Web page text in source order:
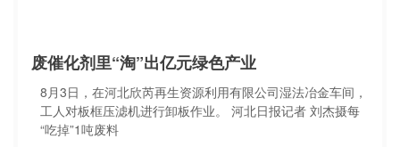
废催化剂里“淘”出亿元绿色产业
8月3日，在河北欣芮再生资源利用有限公司湿法冶金车间，
工人对板框压滤机进行卸板作业。 河北日报记者 刘杰摄每
“吃掉”1吨废料